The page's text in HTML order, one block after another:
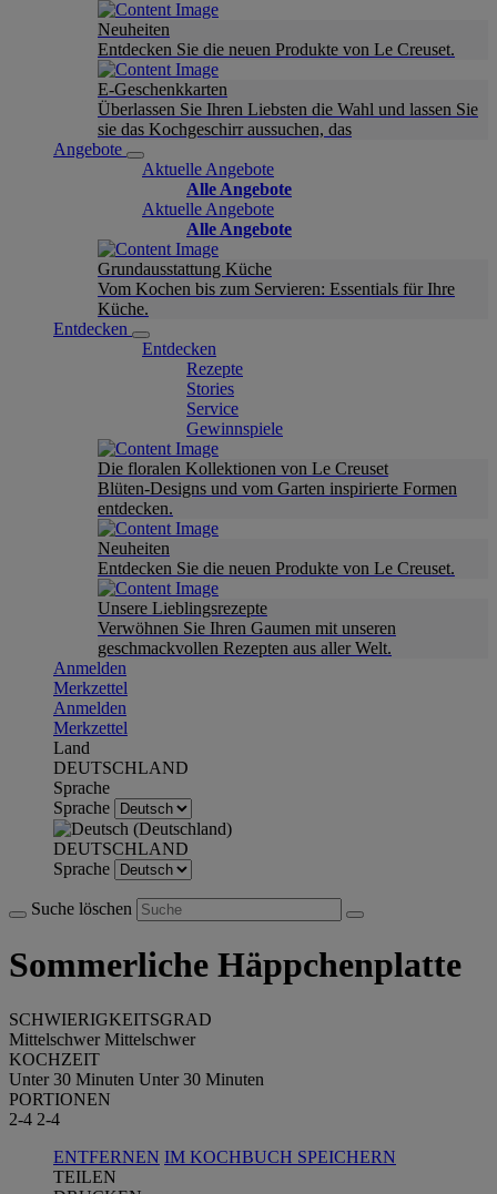
Neuheiten
Entdecken Sie die neuen Produkte von Le Creuset.
E-Geschenkkarten
Überlassen Sie Ihren Liebsten die Wahl und lassen Sie
sie das Kochgeschirr aussuchen, das
Angebote
Aktuelle Angebote
Alle Angebote
Aktuelle Angebote
Alle Angebote
Grundausstattung Küche
Vom Kochen bis zum Servieren: Essentials für Ihre
Küche.
Entdecken
Entdecken
Rezepte
Stories
Service
Gewinnspiele
Die floralen Kollektionen von Le Creuset
Blüten-Designs und vom Garten inspirierte Formen
entdecken.
Neuheiten
Entdecken Sie die neuen Produkte von Le Creuset.
Unsere Lieblingsrezepte
Verwöhnen Sie Ihren Gaumen mit unseren
geschmackvollen Rezepten aus aller Welt.
Anmelden
Merkzettel
Anmelden
Merkzettel
Land
DEUTSCHLAND
Sprache
Sprache
DEUTSCHLAND
Sprache
Suche löschen
Sommerliche Häppchenplatte
SCHWIERIGKEITSGRAD
Mittelschwer Mittelschwer
KOCHZEIT
Unter 30 Minuten Unter 30 Minuten
PORTIONEN
2-4 2-4
ENTFERNEN IM KOCHBUCH SPEICHERN
TEILEN